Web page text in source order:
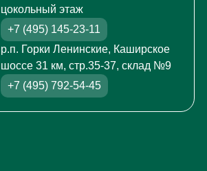
цокольный этаж
+7 (495) 145-23-11
р.п. Горки Ленинские, Каширское
шоссе 31 км, стр.35-37, склад №9
+7 (495) 792-54-45